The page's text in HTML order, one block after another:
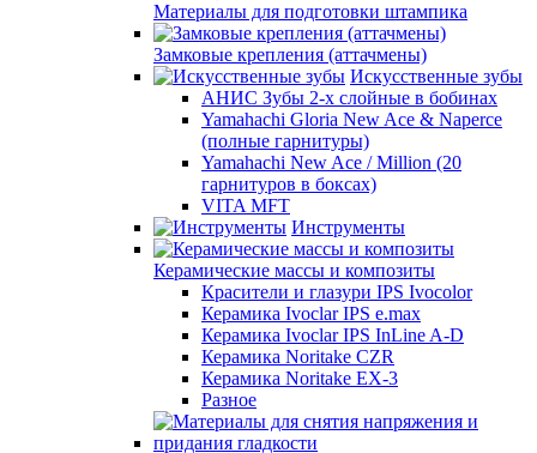
Материалы для подготовки штампика
Замковые крепления (аттачмены)
Искусственные зубы
АНИС Зубы 2-х слойные в бобинах
Yamahachi Gloria New Ace & Naperce
(полные гарнитуры)
Yamahachi New Ace / Million (20
гарнитуров в боксах)
VITA MFT
Инструменты
Керамические массы и композиты
Красители и глазури IPS Ivocolor
Керамика Ivoclar IPS e.max
Керамика Ivoclar IPS InLine A-D
Керамика Noritake CZR
Керамика Noritake EX-3
Разное